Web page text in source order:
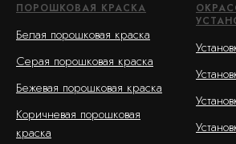
ПОРОШКОВАЯ КРАСКА
Белая порошковая краска
Серая порошковая краска
Бежевая порошковая краска
Коричневая порошковая
краска